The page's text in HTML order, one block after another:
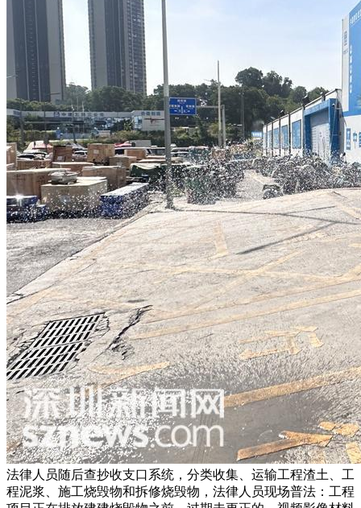
法律人员随后查抄收支口系统，分类收集、运输工程渣土、工
程泥浆、施工烧毁物和拆修烧毁物，法律人员现场普法：工程